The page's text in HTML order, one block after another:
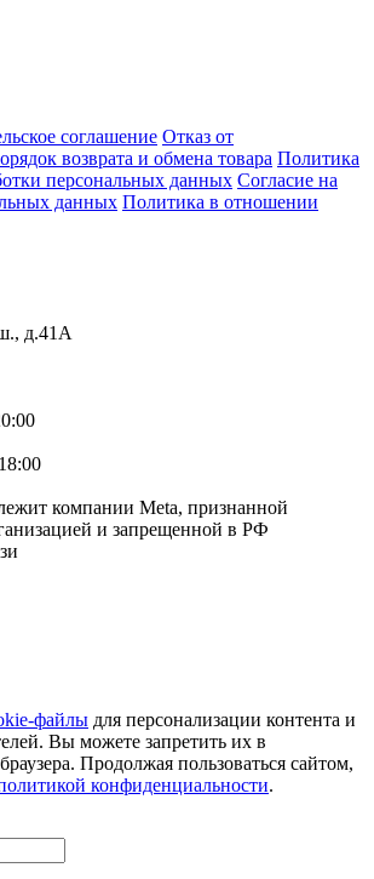
соглашение Отказ от
возврата и обмена товара Политика
персональных данных Согласие на
данных Политика в отношении
д.41А
компании Meta, признанной
и запрещенной в РФ
файлы для персонализации контента и
Вы можете запретить их в
Продолжая пользоваться сайтом,
конфиденциальности.